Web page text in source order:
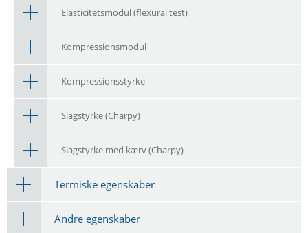
Elasticitetsmodul (flexural test)
Kompressionsmodul
Kompressionsstyrke
Slagstyrke (Charpy)
Slagstyrke med kærv (Charpy)
Termiske egenskaber
Andre egenskaber